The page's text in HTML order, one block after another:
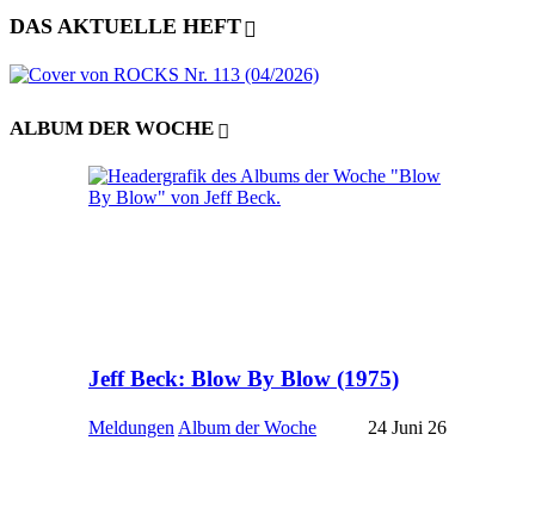
DAS AKTUELLE HEFT
ALBUM DER WOCHE
Jeff Beck: Blow By Blow (1975)
Meldungen Album der Woche 24 Juni 26